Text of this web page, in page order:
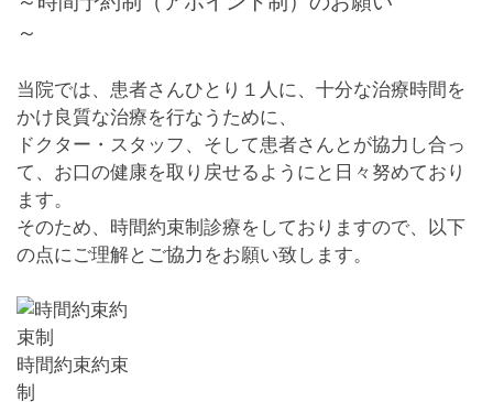
～
当院では、患者さんひとり１人に、十分な治療時間を
かけ良質な治療を行なうために、
ドクター・スタッフ、そして患者さんとが協力し合っ
て、お口の健康を取り戻せるようにと日々努めており
ます。
そのため、時間約束制診療をしておりますので、以下
の点にご理解とご協力をお願い致します。
時間約束約束
制